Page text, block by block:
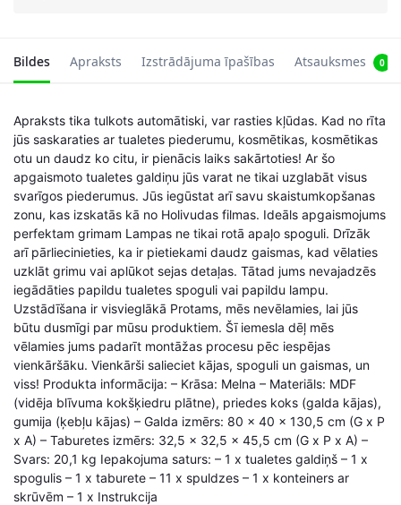
Bildes Apraksts Izstrādājuma īpašības Atsauksmes 0
Apraksts tika tulkots automātiski, var rasties kļūdas. Kad no rīta
jūs saskaraties ar tualetes piederumu, kosmētikas, kosmētikas
otu un daudz ko citu, ir pienācis laiks sakārtoties! Ar šo
apgaismoto tualetes galdiņu jūs varat ne tikai uzglabāt visus
svarīgos piederumus. Jūs iegūstat arī savu skaistumkopšanas
zonu, kas izskatās kā no Holivudas filmas. Ideāls apgaismojums
perfektam grimam Lampas ne tikai rotā apaļo spoguli. Drīzāk
arī pārliecinieties, ka ir pietiekami daudz gaismas, kad vēlaties
uzklāt grimu vai aplūkot sejas detaļas. Tātad jums nevajadzēs
iegādāties papildu tualetes spoguli vai papildu lampu.
Uzstādīšana ir visvieglākā Protams, mēs nevēlamies, lai jūs
būtu dusmīgi par mūsu produktiem. Šī iemesla dēļ mēs
vēlamies jums padarīt montāžas procesu pēc iespējas
vienkāršāku. Vienkārši salieciet kājas, spoguli un gaismas, un
viss! Produkta informācija: – Krāsa: Melna – Materiāls: MDF
(vidēja blīvuma kokšķiedru plātne), priedes koks (galda kājas),
gumija (ķebļu kājas) – Galda izmērs: 80 x 40 x 130,5 cm (G x P
x A) – Taburetes izmērs: 32,5 x 32,5 x 45,5 cm (G x P x A) –
Svars: 20,1 kg Iepakojuma saturs: – 1 x tualetes galdiņš – 1 x
spogulis – 1 x taburete – 11 x spuldzes – 1 x konteiners ar
skrūvēm – 1 x Instrukcija